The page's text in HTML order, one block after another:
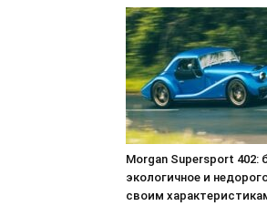
Morgan Supersport 402:
экологичное и
своим